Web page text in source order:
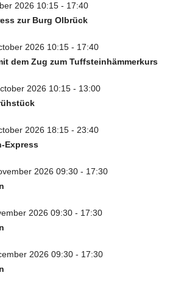
2026 10:15 - 17:40
zur Burg Olbrück
2026 10:15 - 17:40
dem Zug zum Tuffsteinhämmerkurs
2026 10:15 - 13:00
2026 18:15 - 23:40
Express
2026 09:30 - 17:30
2026 09:30 - 17:30
2026 09:30 - 17:30